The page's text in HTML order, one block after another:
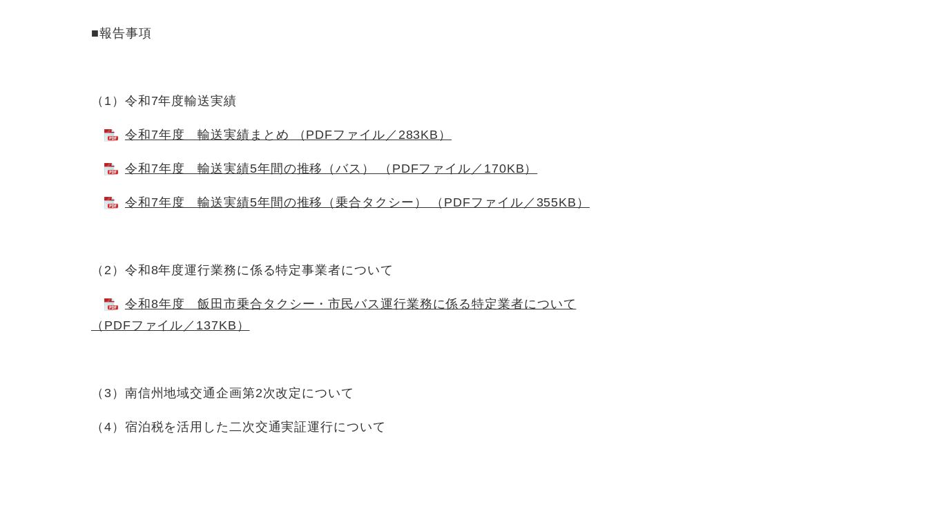
■報告事項
（1）令和7年度輸送実績
令和7年度 輸送実績まとめ （PDFファイル／283KB）
令和7年度 輸送実績5年間の推移（バス） （PDFファイル／170KB）
令和7年度 輸送実績5年間の推移（乗合タクシー） （PDFファイル／355KB）
（2）令和8年度運行業務に係る特定事業者について
令和8年度 飯田市乗合タクシー・市民バス運行業務に係る特定業者について
（PDFファイル／137KB）
（3）南信州地域交通企画第2次改定について
（4）宿泊税を活用した二次交通実証運行について